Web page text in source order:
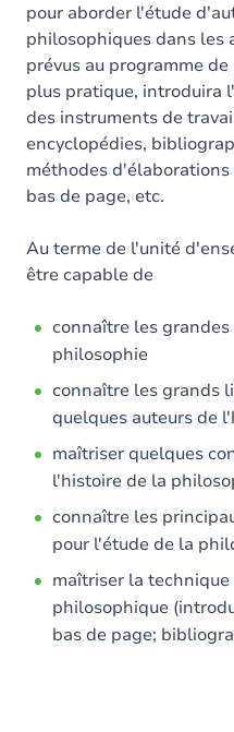
pour aborder l'étude
philosophiques dans les
prévus au programme
plus pratique, introduira
des instruments de
encyclopédies,
méthodes
bas de page, etc.
Au terme de l'unité
être capable de
connaître les
philosophie
connaître les grands
quelques auteurs de
maîtriser quelques
l'histoire de la
connaître les
pour l'étude de la
maîtriser la
philosophique
bas de page;